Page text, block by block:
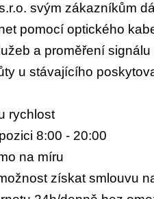
svým zákazníkům
pomocí optického
a proměření signálu
u stávajícího
rychlost
8:00 - 20:00
na míru
získat smlouvu